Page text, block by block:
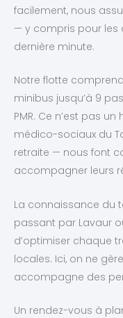
facilement, nous
— y compris pour les
dernière minute.
Notre flotte
minibus jusqu’à 9
PMR. Ce n’est pas
médico-sociaux du
retraite — nous font
accompagner leurs
La connaissance du
passant par Lavaur
d’optimiser chaque
locales. Ici, on ne
accompagne des
Un rendez-vous à